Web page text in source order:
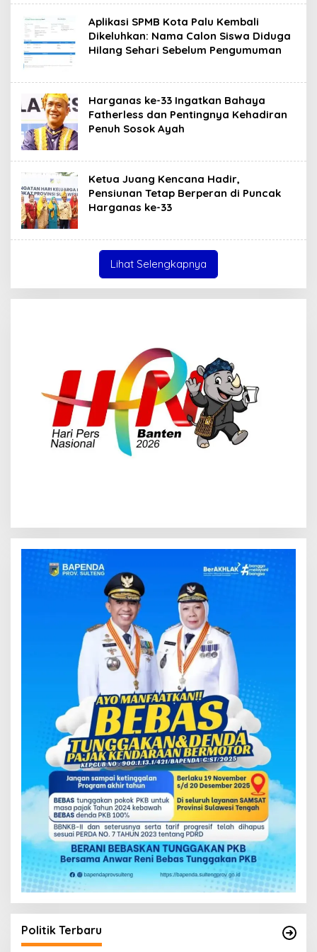
Aplikasi SPMB Kota Palu Kembali
Dikeluhkan: Nama Calon Siswa Diduga
Hilang Sehari Sebelum Pengumuman
Harganas ke-33 Ingatkan Bahaya
Fatherless dan Pentingnya Kehadiran
Penuh Sosok Ayah
Ketua Juang Kencana Hadir,
Pensiunan Tetap Berperan di Puncak
Harganas ke-33
Lihat Selengkapnya
Politik Terbaru